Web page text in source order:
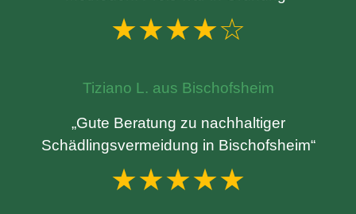
★★★★☆
Tiziano L. aus Bischofsheim
„Gute Beratung zu nachhaltiger
Schädlingsvermeidung in Bischofsheim“
★★★★★